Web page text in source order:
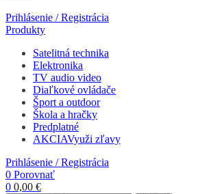
Prihlásenie / Registrácia
Produkty
Satelitná technika
Elektronika
TV audio video
Diaľkové ovládače
Šport a outdoor
Škola a hračky
Predplatné
AKCIAVyuži zľavy
Prihlásenie / Registrácia
0 Porovnať
0 0,00 €